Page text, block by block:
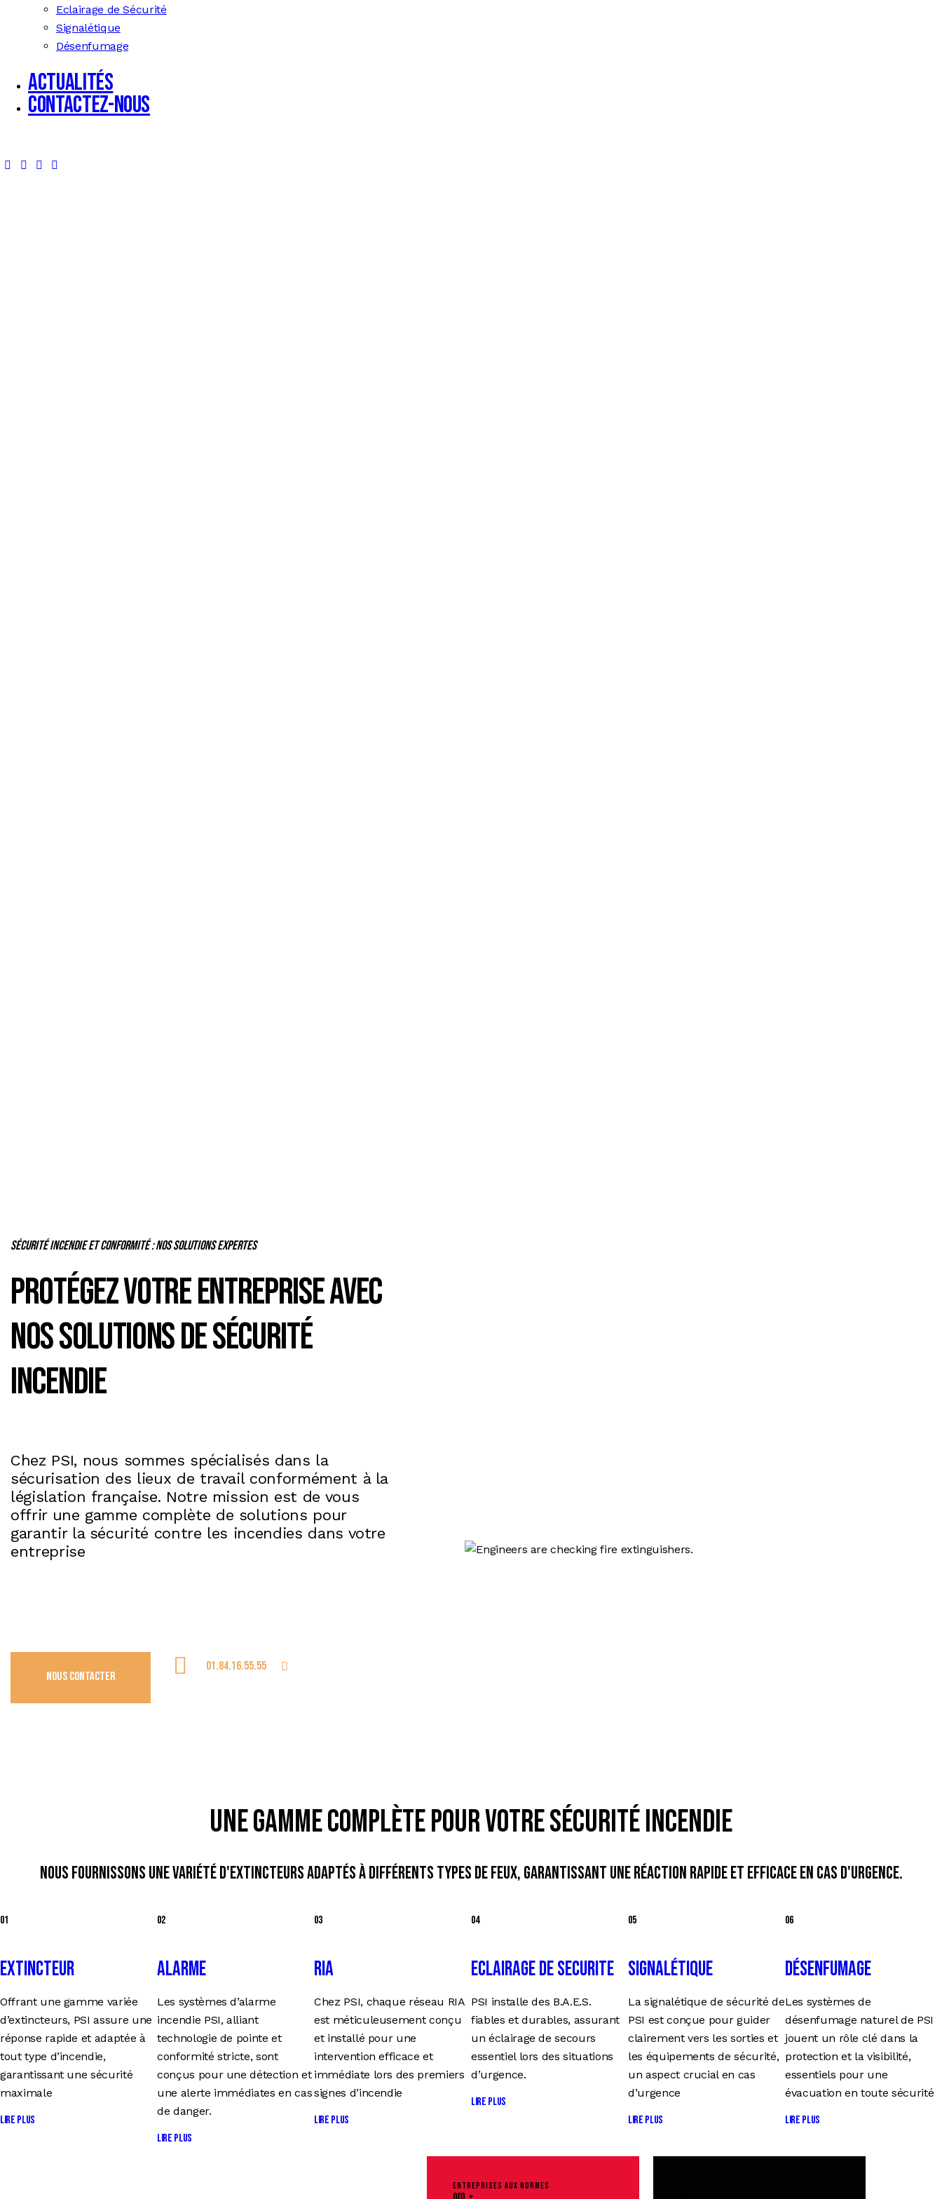
Eclairage de Sécurité
Signalétique
Désenfumage
Actualités
Contactez-nous
Sécurité Incendie et Conformité : Nos Solutions Expertes
Protégez Votre Entreprise avec
nos Solutions de Sécurité
Incendie
Chez PSI, nous sommes spécialisés dans la
sécurisation des lieux de travail conformément à la
législation française. Notre mission est de vous
offrir une gamme complète de solutions pour
garantir la sécurité contre les incendies dans votre
entreprise
Nous contacter
01.84.16.55.55
Une Gamme Complète pour votre Sécurité Incendie
Nous fournissons une variété d'extincteurs adaptés à différents types de feux, garantissant une réaction rapide et efficace en cas d'urgence.
01
Extincteur
Offrant une gamme variée
d’extincteurs, PSI assure une
réponse rapide et adaptée à
tout type d’incendie,
garantissant une sécurité
maximale
Lire plus
02
Alarme
Les systèmes d’alarme
incendie PSI, alliant
technologie de pointe et
conformité stricte, sont
conçus pour une détection et
une alerte immédiates en cas
de danger.
Lire plus
03
RIA
Chez PSI, chaque réseau RIA
est méticuleusement conçu
et installé pour une
intervention efficace et
immédiate lors des premiers
signes d’incendie
Lire plus
04
Eclairage de Securite
PSI installe des B.A.E.S.
fiables et durables, assurant
un éclairage de secours
essentiel lors des situations
d’urgence.
Lire plus
05
Signalétique
La signalétique de sécurité de
PSI est conçue pour guider
clairement vers les sorties et
les équipements de sécurité,
un aspect crucial en cas
d’urgence
Lire plus
06
Désenfumage
Les systèmes de
désenfumage naturel de PSI
jouent un rôle clé dans la
protection et la visibilité,
essentiels pour une
évacuation en toute sécurité
Lire plus
ENTREPRISES AUX NORMES